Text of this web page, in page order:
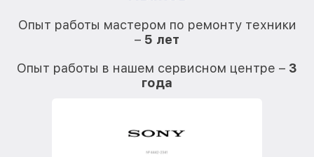
Опыт работы мастером по ремонту техники
– 5 лет
Опыт работы в нашем сервисном центре – 3
года